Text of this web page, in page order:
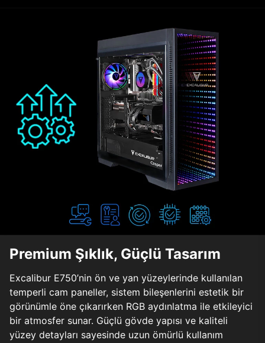
Premium Şıklık, Güçlü Tasarım
Excalibur E750’nin ön ve yan yüzeylerinde kullanılan
temperli cam paneller, sistem bileşenlerini estetik bir
görünümle öne çıkarırken RGB aydınlatma ile etkileyici
bir atmosfer sunar. Güçlü gövde yapısı ve kaliteli
yüzey detayları sayesinde uzun ömürlü kullanım